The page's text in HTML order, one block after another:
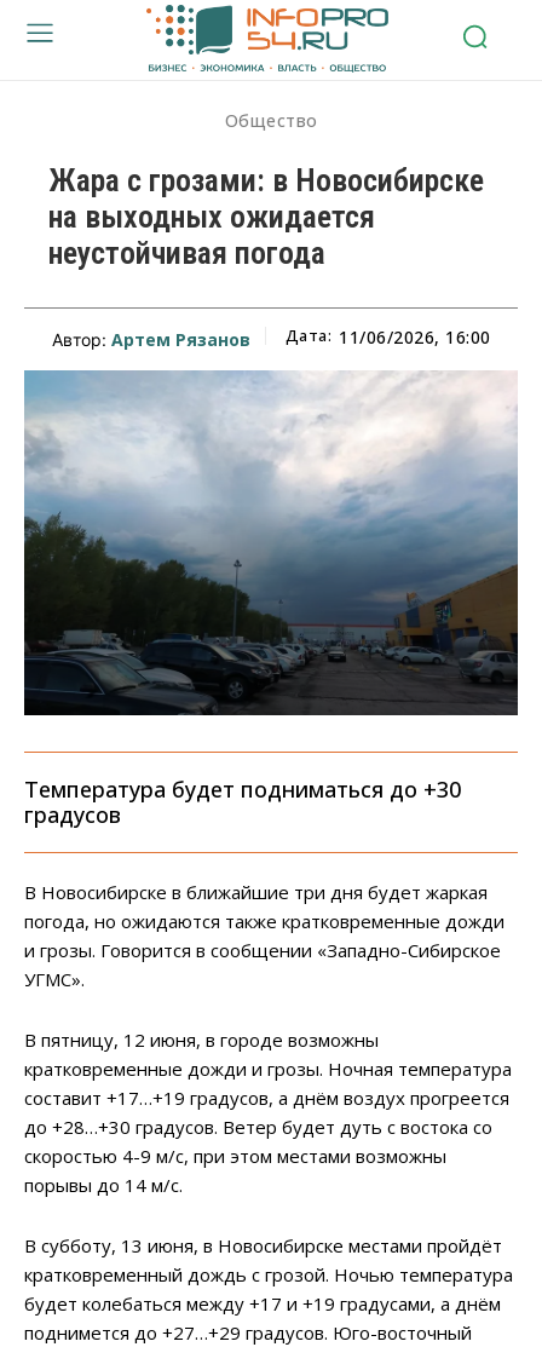
Общество
Жара с грозами: в Новосибирске
на выходных ожидается
неустойчивая погода
Автор: Артем Рязанов Дата: 11/06/2026, 16:00
Температура будет подниматься до +30
градусов
В Новосибирске в ближайшие три дня будет жаркая
погода, но ожидаются также кратковременные дожди
и грозы. Говорится в сообщении «Западно-Сибирское
УГМС».
В пятницу, 12 июня, в городе возможны
кратковременные дожди и грозы. Ночная температура
составит +17…+19 градусов, а днём воздух прогреется
до +28…+30 градусов. Ветер будет дуть с востока со
скоростью 4-9 м/с, при этом местами возможны
порывы до 14 м/с.
В субботу, 13 июня, в Новосибирске местами пройдёт
кратковременный дождь с грозой. Ночью температура
будет колебаться между +17 и +19 градусами, а днём
поднимется до +27…+29 градусов. Юго-восточный